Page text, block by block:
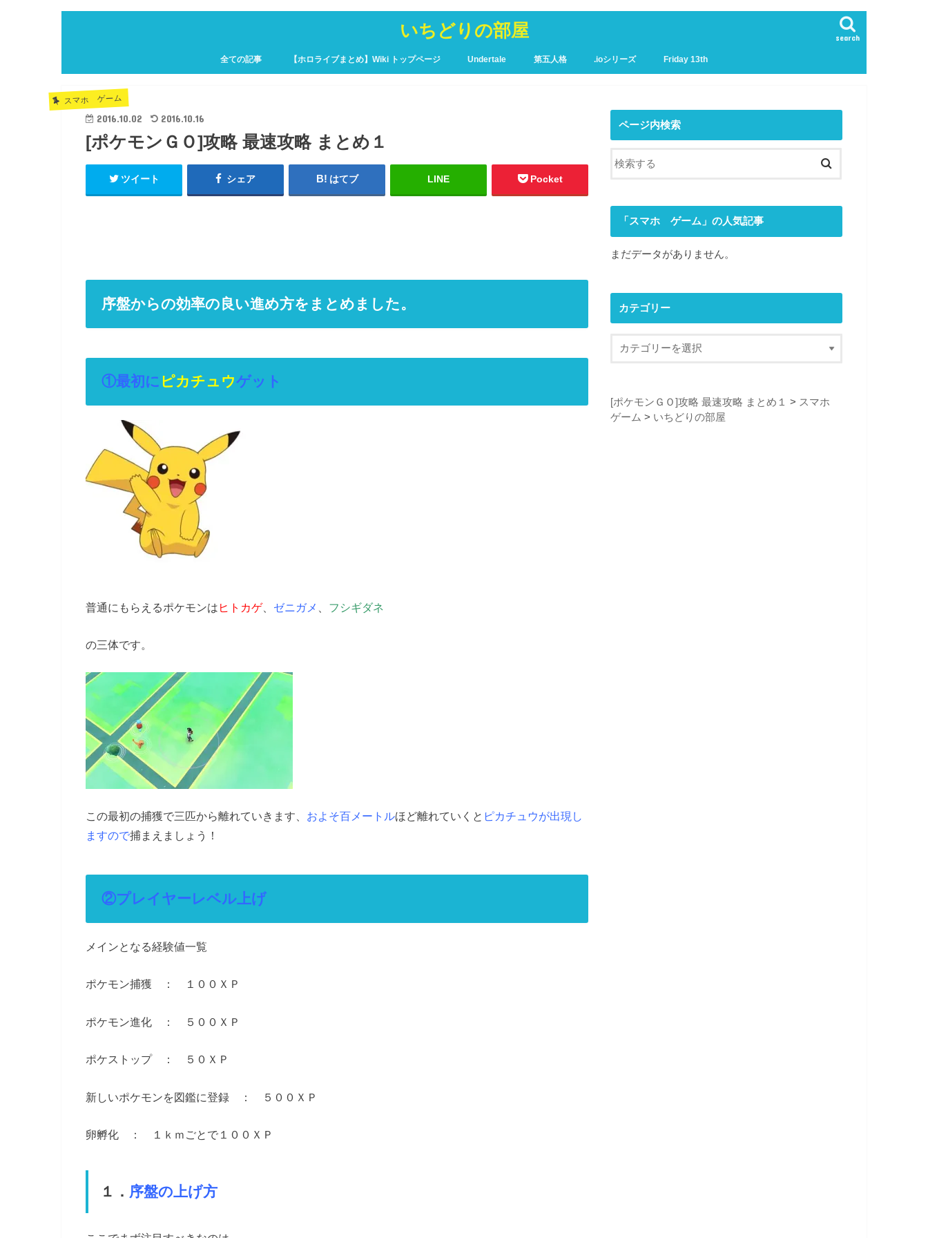
いちどりの部屋 search
全ての記事 【ホロライブまとめ】Wiki トップページ Undertale 第五人格 .ioシリーズ Friday 13th
スマホ ゲーム
2016.10.02 2016.10.16
[ポケモンＧＯ]攻略 最速攻略 まとめ１
ツイート シェア はてブ LINE Pocket
序盤からの効率の良い進め方をまとめました。
①最初に ピカチュウゲット
普通にもらえるポケモンは ヒトカゲ、 ゼニガメ フシギダネ
の三体です。
この最初の捕獲で三匹から離れていきます、 およそ百メートルほど離れていくと ピカチュウが出現し
ますので捕まえましょう！
②プレイヤーレベル上げ
メインとなる経験値一覧
ポケモン捕獲 ： １００ＸＰ
ポケモン進化 ： ５００ＸＰ
ポケストップ ： ５０ＸＰ
新しいポケモンを図鑑に登録 ： ５００ＸＰ
卵孵化 ： １ｋｍごとで１００ＸＰ
１． 序盤の上げ方
ページ内検索
「スマホ ゲーム」の人気記事
まだデータがありません。
カテゴリー
[ポケモンＧＯ]攻略 最速攻略 まとめ１ > スマホ
ゲーム > いちどりの部屋